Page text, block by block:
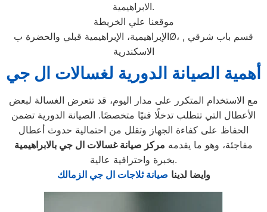
الابراهيمية.
موقعنا علي الخريطة
الإبراهيمية، الإبراهيمية قبلي والحضرة بØ، قسم باب شرقي ,
الاسكندرية
أهمية الصيانة الدورية لغسالات ال جي
مع الاستخدام المتكرر على مدار اليوم، قد تتعرض الغسالة لبعض
الأعطال التي تتطلب تدخلًا فنيًا متخصصًا. الصيانة الدورية تضمن
الحفاظ على كفاءة الجهاز وتقلل من احتمالية حدوث أعطال
مفاجئة، وهو ما يقدمه مركز صيانة غسالات ال جي بالابراهيمية
بخبرة واحترافية عالية.
وايضا لدينا صيانة ثلاجات ال جي الزمالك